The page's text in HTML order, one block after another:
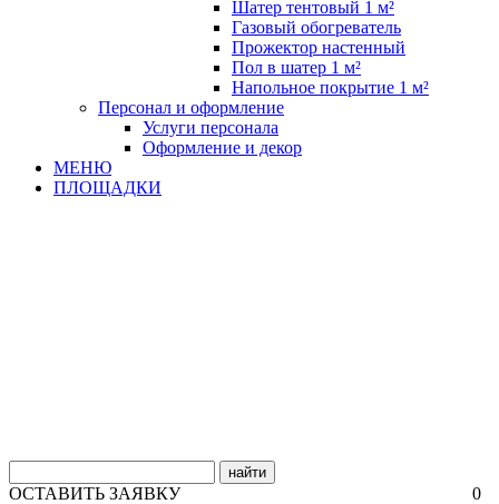
Шатер тентовый 1 м²
Газовый обогреватель
Прожектор настенный
Пол в шатер 1 м²
Напольное покрытие 1 м²
Персонал и оформление
Услуги персонала
Оформление и декор
МЕНЮ
ПЛОЩАДКИ
найти
0
ОСТАВИТЬ ЗАЯВКУ